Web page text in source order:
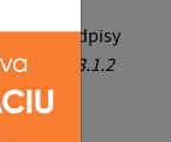
nadpisy
3.1.2